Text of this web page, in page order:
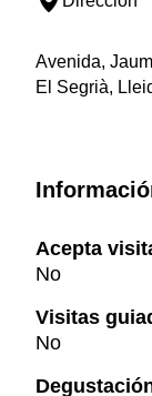
Avenida,
El Segrià,
Acepta
No
Visitas
No